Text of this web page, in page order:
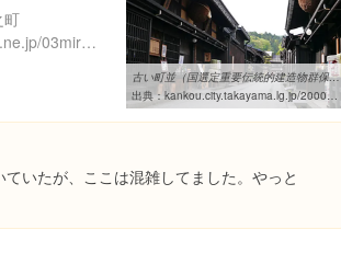
町
http://giftgift.sakura.ne.jp/03miru/sanmachi.html
古い町並（国選定重要伝統的建造物群保存地区）｜高山市観光情報
出典： kankou.city.takayama.lg.jp/2000002/2000026/2000197.html
いたが、ここは混雑してました。やっと